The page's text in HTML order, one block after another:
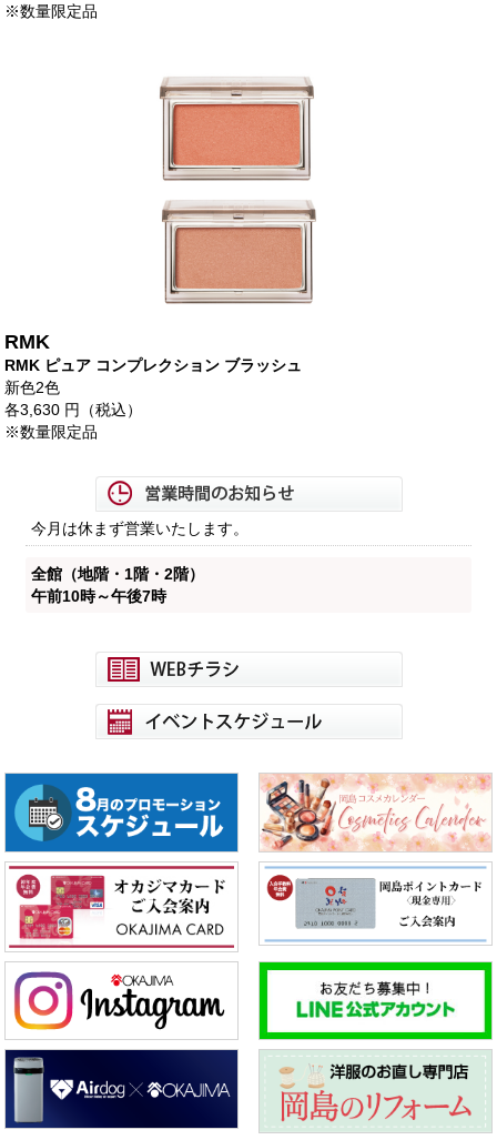
※数量限定品
RMK
RMK ピュア コンプレクション ブラッシュ
新色2色
各3,630 円（税込）
※数量限定品
今月は休まず営業いたします。
全館（地階・1階・2階）
午前10時～午後7時